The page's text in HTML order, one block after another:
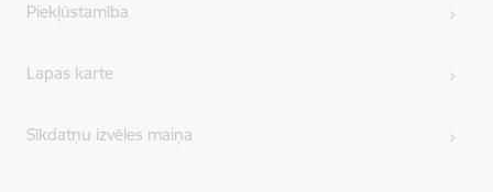
Piekļūstamība
Lapas karte
Sīkdatņu izvēles maiņa